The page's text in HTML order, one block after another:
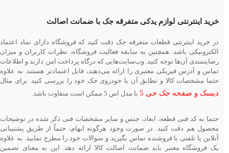
خرید اینترنتی لوازم یدکی متفرقه جک با ضمانت اصالت
در خرید اینترنتی قطعات متفرقه جک دقت کنید که فروشگاه دارای نماد اعتماد
الکترونیکی باشد. همچنین به سابقه فعالیت فروشگاه، نظرات کاربران و میزان
رضایتمندی آن‌ها توجه کنید. وب‌سایت‌هایی که درگاه پرداخت امن دارند و اطلاعات
تماس و آدرس فیزیکی معتبری را ارائه می‌دهند، قابل اعتمادتر هستند. به علاوه
حتما مشخصات کالا و تطابق آن با خودروی جک خود را بررسی کنید. برای مثال
دیسک و صفحه جک جی 5 با مدل اس 5 ممکن است متفاوت باشد.
حتما به کد فنی قطعه، ابعاد، جنس و سایر مشخصات فنی ذکر شده در توضیحات
محصول هم دقت کنید. در صورت وجود هرگونه ابهام، حتماً از طریق پشتیبانی
آنلاین یا تلفنی با فروشنده تماس بگیرید و سوالات خود را مطرح نمایید. به علاوه
یک فروشگاه معتبر باید ضمانت اصالت کالا ارائه دهد. این به معنای تضمین